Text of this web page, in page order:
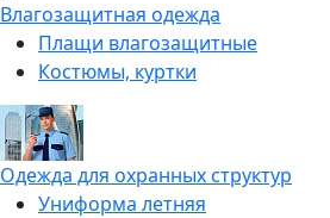
Влагозащитная одежда
Плащи влагозащитные
Костюмы, куртки
Одежда для охранных структур
Униформа летняя